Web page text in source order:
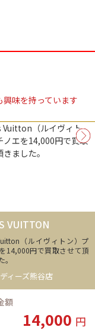
興味を持っています
VUITTON
（ルイヴィトン）プ
14,000円で買取させて頂
。
ィーズ熊谷店
額
14,000 円